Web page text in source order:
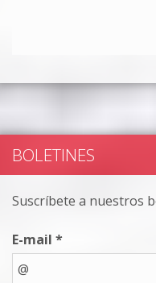
BOLETINES
Suscríbete a nuestros
E-mail *